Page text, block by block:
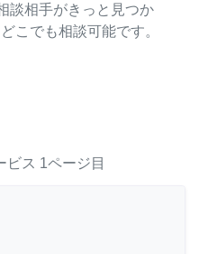
談相手がきっと見つか
こでも相談可能です。
ビス 1ページ目